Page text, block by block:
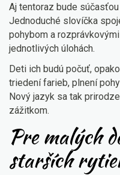
Aj tentoraz bude
Jednoduché slovíčka
pohybom a
jednotlivých úlohách.
Deti ich budú počuť,
triedení farieb, plnení
Nový jazyk sa tak
zážitkom.
Pre malých
starších